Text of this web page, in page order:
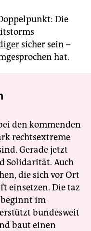
Die
sicher sein –
hat.
den kommenden
rechtsextreme
Gerade jetzt
Solidarität. Auch
die sich vor Ort
einsetzen. Die taz
im
bundesweit
baut einen